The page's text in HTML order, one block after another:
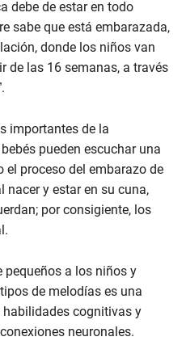
debe de estar en todo
sabe que está embarazada,
donde los niños van
de las 16 semanas, a través
importantes de la
pueden escuchar una
proceso del embarazo de
nacer y estar en su cuna,
por consigiente, los
pequeños a los niños y
de melodías es una
cognitivas y
neuronales.